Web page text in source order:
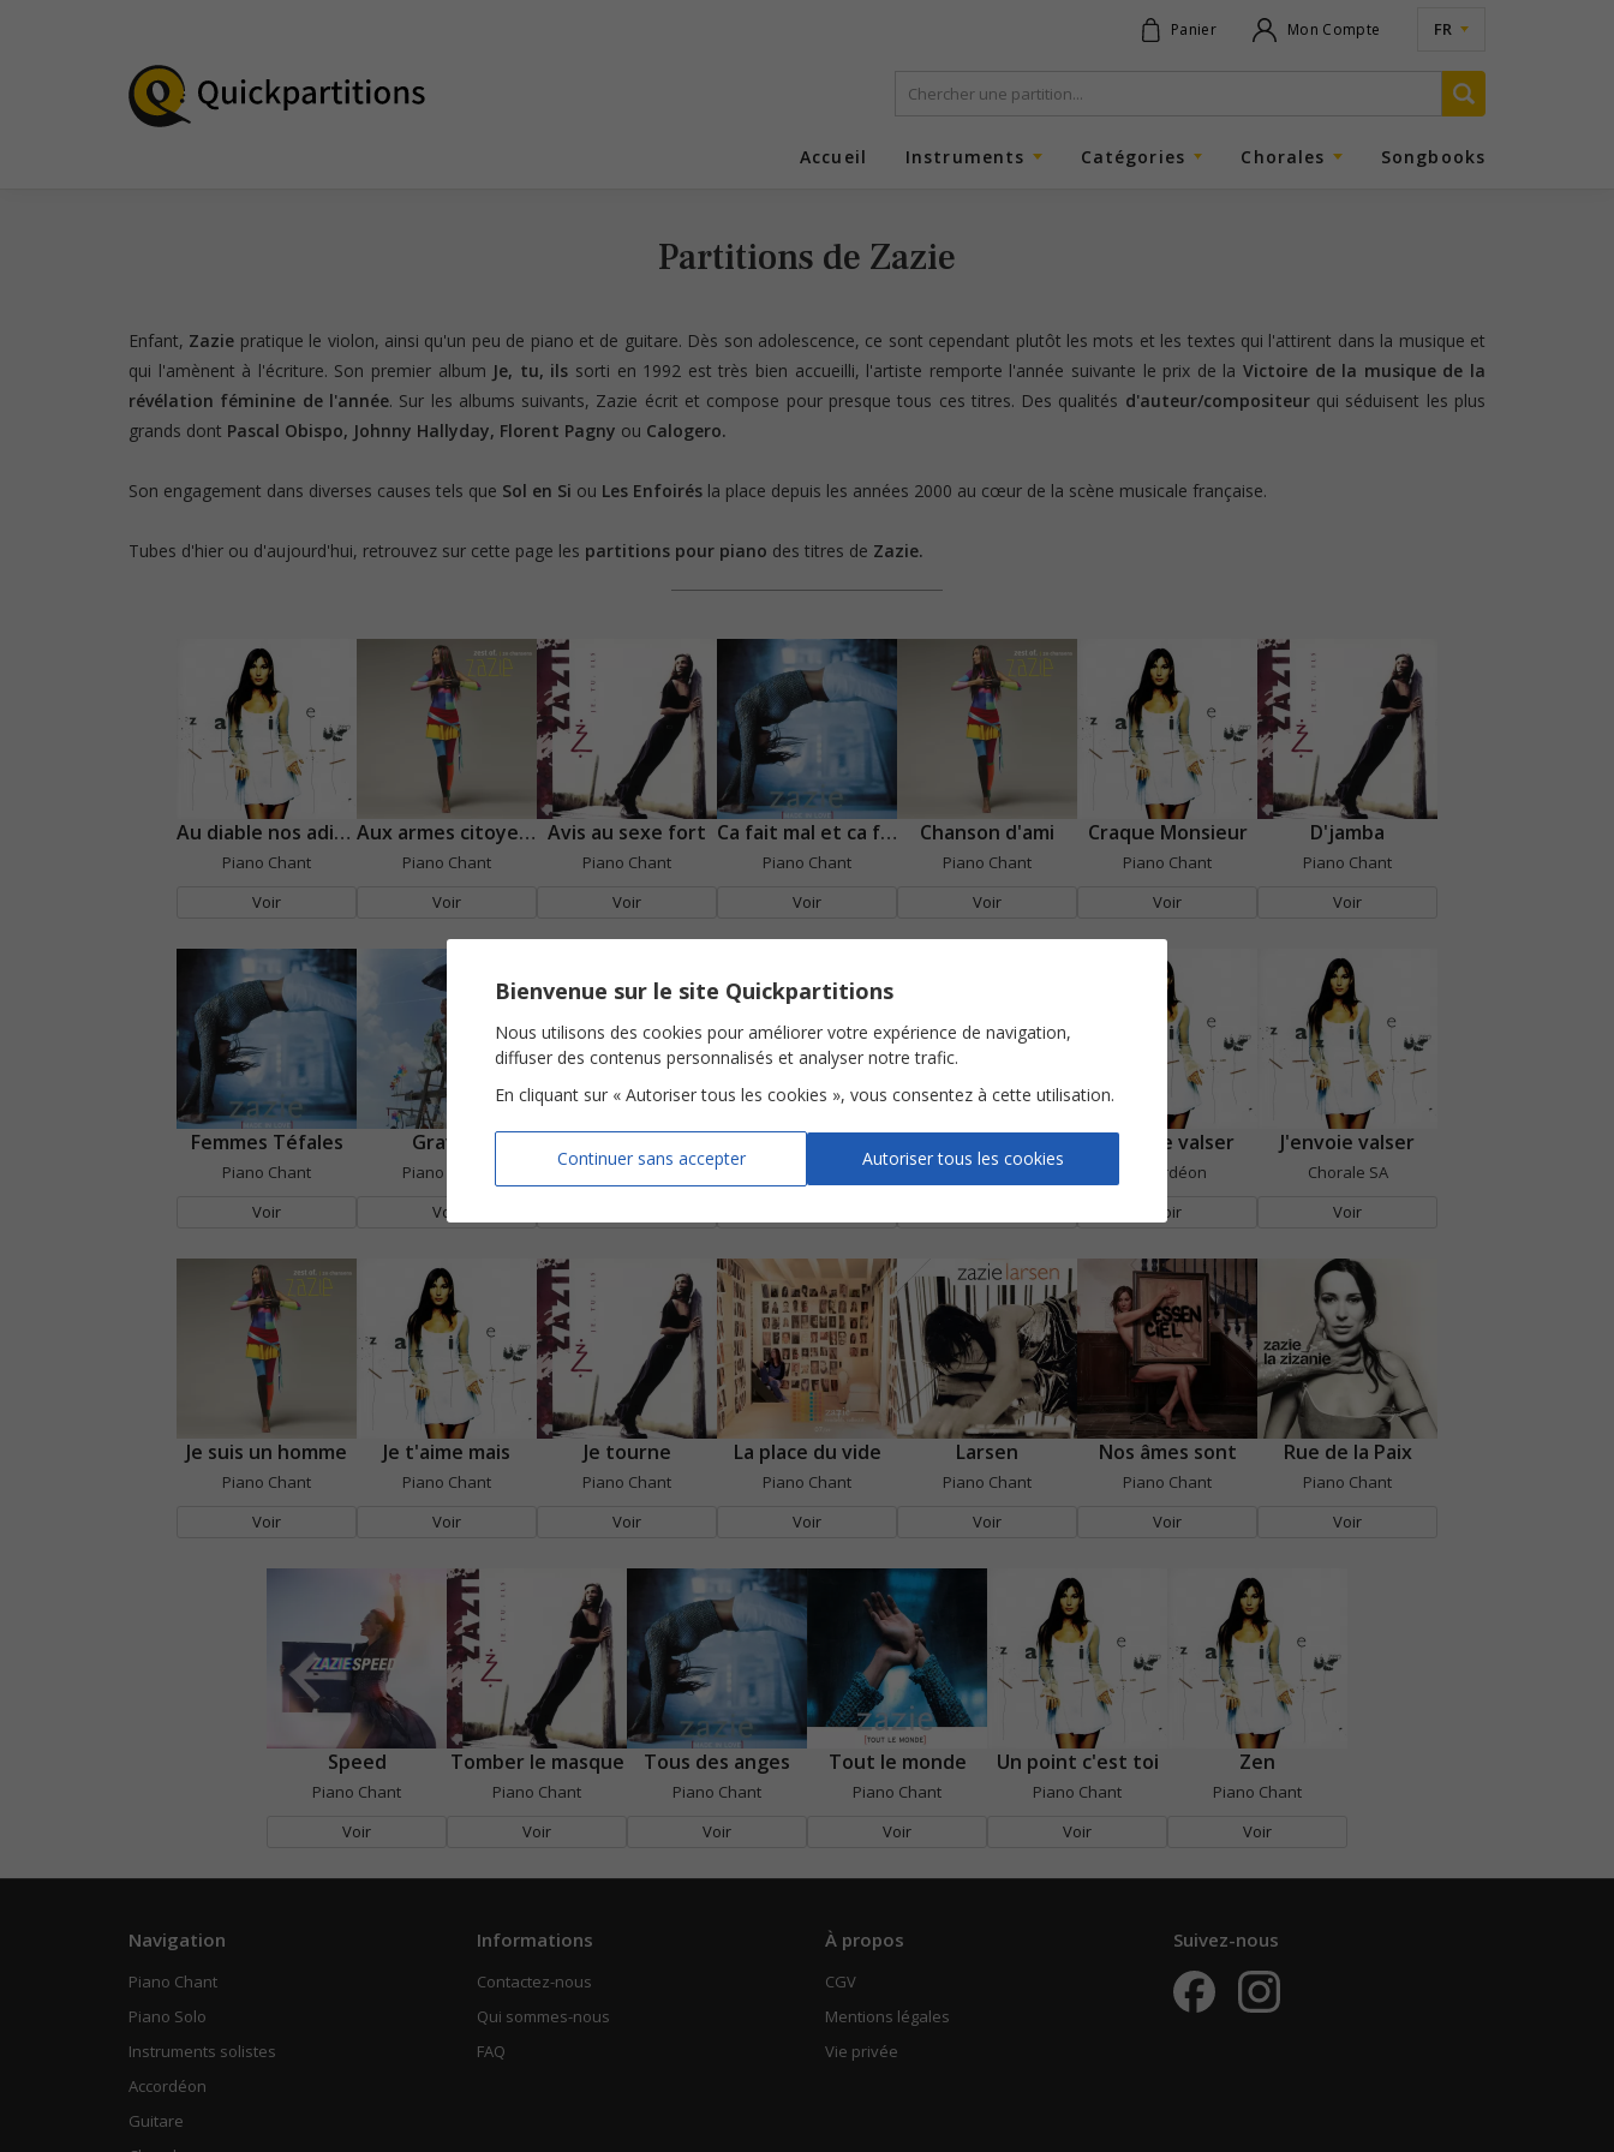
Panier Mon Compte FR
Accueil Instruments Catégories Chorales Songbooks
Partitions de Zazie
Enfant, Zazie pratique le violon, ainsi qu'un peu de piano et de guitare. Dès son adolescence, ce sont cependant plutôt les mots et les textes qui l'attirent dans la musique et
qui l'amènent à l'écriture. Son premier album Je, tu, ils sorti en 1992 est très bien accueilli, l'artiste remporte l'année suivante le prix de laVictoire de la musique de la
révélation féminine de l'année. Sur les albums suivants, Zazie écrit et compose pour presque tous ces titres. Des qualités d'auteur/compositeurqui séduisent les plus
grands dont Pascal Obispo, Johnny Hallyday, Florent Pagny ou Calogero.
Son engagement dans diverses causes tels que Sol en Si ou Les Enfoirés la place depuis les années 2000 au cœur de la scène musicale française.
Tubes d'hier ou d'aujourd'hui, retrouvez sur cette page les partitions pour piano des titres de Zazie.
Au diable nos adieux
Piano Chant
Voir
Aux armes citoyennes
Piano Chant
Voir
Avis au sexe fort
Piano Chant
Voir
Ca fait mal et ca fait rien
Piano Chant
Voir
Chanson d'ami
Piano Chant
Voir
Craque Monsieur
Piano Chant
Voir
D'jamba
Piano Chant
Voir
Femmes Téfales
Piano Chant
Voir
Gravité
Piano Chant
Voir
Homme sweet homme
Piano Chant
Homme sweet homme J'envoie valser
Piano Chant
J'envoie valser
Accordéon
Voir
J'envoie valser
Chorale SA
Voir
Je suis un homme
Piano Chant
Voir
Je t'aime mais
Piano Chant
Voir
Je tourne
Piano Chant
Voir
La place du vide
Piano Chant
Voir
Larsen
Piano Chant
Voir
Nos âmes sont
Piano Chant
Voir
Rue de la Paix
Piano Chant
Voir
Speed
Piano Chant
Voir
Tomber le masque
Piano Chant
Voir
Tous des anges
Piano Chant
Voir
Tout le monde
Piano Chant
Voir
Un point c'est toi
Piano Chant
Voir
Zen
Piano Chant
Voir
Navigation
Piano Chant
Piano Solo
Instruments solistes
Accordéon
Guitare
Informations
Contactez-nous
Qui sommes-nous
FAQ
À propos
CGV
Mentions légales
Vie privée
Suivez-nous
Bienvenue sur le site Quickpartitions
Nous utilisons des cookies pour améliorer votre expérience de navigation,
diffuser des contenus personnalisés et analyser notre trafic.
En cliquant sur « Autoriser tous les cookies », vous consentez à cette utilisation.
Continuer sans accepter Autoriser tous les cookies